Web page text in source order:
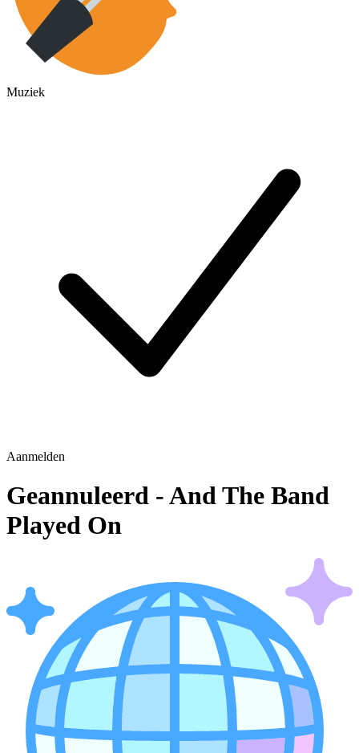
Muziek
Aanmelden
Geannuleerd - And The Band
Played On